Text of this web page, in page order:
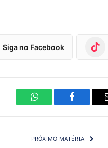
Siga no Facebook
WhatsAppFacebook
PRÓXIMO MATÉRIA